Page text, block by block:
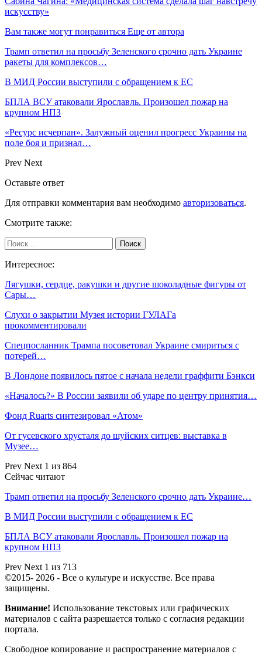
искусству»
Вам также могут понравиться Еще от автора
Трамп ответил на просьбу Зеленского срочно дать Украине
ракеты для комплексов…
В МИД России выступили с обращением к ЕС
БПЛА ВСУ атаковали Ярославль. Произошел пожар на
крупном НПЗ
«Ресурс исчерпан». Залужный оценил прогресс Украины на
поле боя и признал…
Prev Next
Оставьте ответ
Для отправки комментария вам необходимо авторизоваться.
Смотрите также:
Интересное:
Лягушки, сердце, ракушки и другие шоколадные фигуры от
Сары…
Слухи о закрытии Музея истории ГУЛАГа
прокомментировали
Спецпосланник Трампа посоветовал Украине смириться с
потерей…
В Лондоне появилось пятое с начала недели граффити Бэнкси
«Началось?» В России заявили об ударе по центру принятия…
Фонд Ruarts синтезировал «Атом»
От гусевского хрусталя до шуйских ситцев: выставка в
Музее…
Prev Next 1 из 864
Сейчас читают
Трамп ответил на просьбу Зеленского срочно дать Украине…
В МИД России выступили с обращением к ЕС
БПЛА ВСУ атаковали Ярославль. Произошел пожар на
крупном НПЗ
Prev Next 1 из 713
©2015- 2026 - Все о культуре и искусстве. Все права
защищены.
Внимание! Использование текстовых или графических
материалов с сайта разрешается только c согласия редакции
портала.
Свободное копирование и распространение материалов с